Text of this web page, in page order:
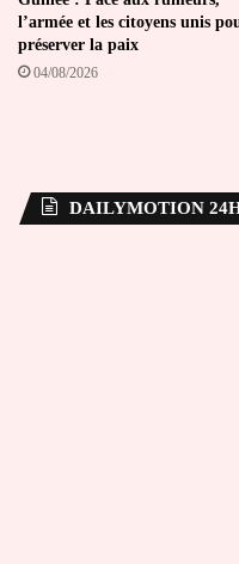
l’armée et les citoyens unis
préserver la paix
04/08/2026
DAILYMOTION